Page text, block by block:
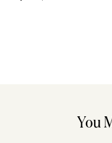
You